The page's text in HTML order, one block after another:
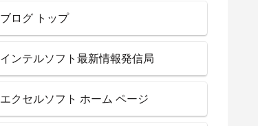
ブログ トップ
インテルソフト最新情報発信局
エクセルソフト ホーム ページ